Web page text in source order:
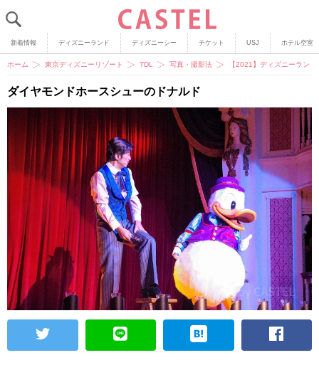
新着情報 ディズニーランド ディズニーシー チケット USJ ホテル空室
ホーム 東京ディズニーリゾート TDL 写真・撮影法 【2021】ディズニーラン
ダイヤモンドホースシューのドナルド